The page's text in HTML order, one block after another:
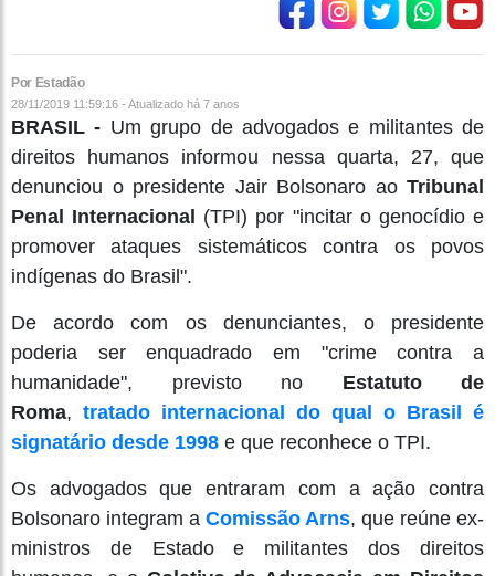
Por Estadão
28/11/2019 11:59:16 - Atualizado há 7 anos
BRASIL - Um grupo de advogados e militantes de
direitos humanos informou nessa quarta, 27, que
denunciou o presidente Jair Bolsonaro ao Tribunal
Penal Internacional (TPI) por "incitar o genocídio e
promover ataques sistemáticos contra os povos
indígenas do Brasil".
De acordo com os denunciantes, o presidente
poderia ser enquadrado em "crime contra a
humanidade", previsto no Estatuto de
Roma, tratado internacional do qual o Brasil é
signatário desde 1998 e que reconhece o TPI.
Os advogados que entraram com a ação contra
Bolsonaro integram a Comissão Arns, que reúne ex-
ministros de Estado e militantes dos direitos